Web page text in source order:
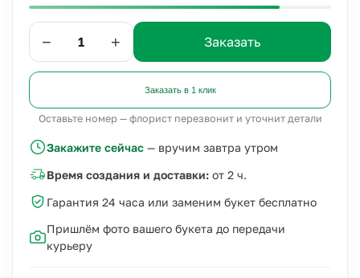
− + Заказать
Заказать в 1 клик
Оставьте номер — флорист перезвонит и уточнит детали
Закажите сейчас — вручим завтра утром
Время создания и доставки: от 2 ч.
Гарантия 24 часа или заменим букет бесплатно
Пришлём фото вашего букета до передачи
курьеру